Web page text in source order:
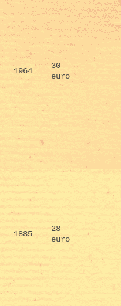
1964
30
euro
1885
28
euro